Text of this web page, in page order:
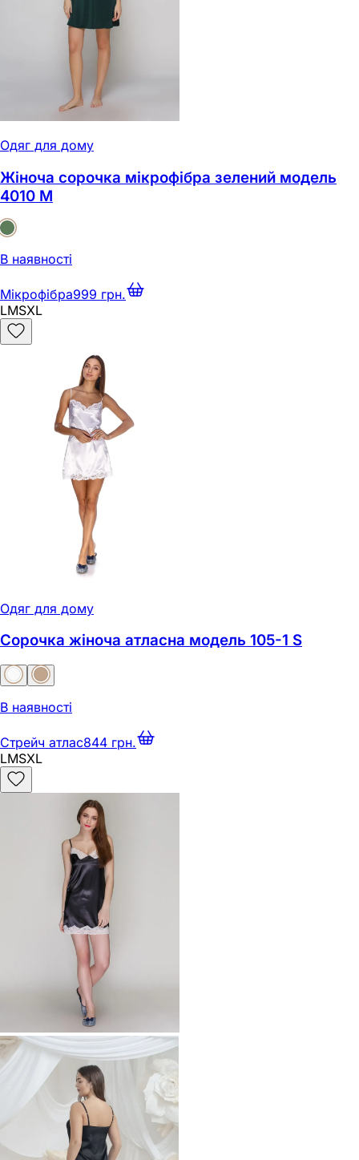
Одяг для дому
Жіноча сорочка мікрофібра зелений модель
4010 M
В наявності
Мікрофібра999 грн.
LMSXL
Одяг для дому
Сорочка жіноча атласна модель 105-1 S
В наявності
Стрейч атлас844 грн.
LMSXL